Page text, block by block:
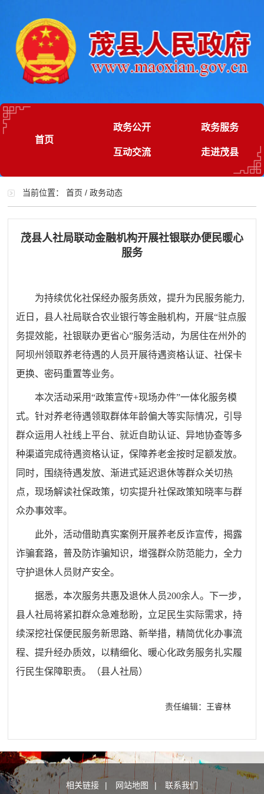
首页
政务公开 政务服务
互动交流 走进茂县
当前位置：首页 /政务动态
茂县人社局联动金融机构开展社银联办便民暖心
服务
为持续优化社保经办服务质效，提升为民服务能力,
近日，县人社局联合农业银行等金融机构，开展“驻点服
务提效能，社银联办更省心”服务活动，为居住在州外的
阿坝州领取养老待遇的人员开展待遇资格认证、社保卡
更换、密码重置等业务。
本次活动采用“政策宣传+现场办件”一体化服务模
式。针对养老待遇领取群体年龄偏大等实际情况，引导
群众运用人社线上平台、就近自助认证、异地协查等多
种渠道完成待遇资格认证，保障养老金按时足额发放。
同时，围绕待遇发放、渐进式延迟退休等群众关切热
点，现场解读社保政策，切实提升社保政策知晓率与群
众办事效率。
此外，活动借助真实案例开展养老反诈宣传，揭露
诈骗套路，普及防诈骗知识，增强群众防范能力，全力
守护退休人员财产安全。
据悉，本次服务共惠及退休人员200余人。下一步，
县人社局将紧扣群众急难愁盼，立足民生实际需求，持
续深挖社保便民服务新思路、新举措，精简优化办事流
程、提升经办质效，以精细化、暖心化政务服务扎实履
行民生保障职责。
（县人社局）
责任编辑：王睿林
相关链接 | 网站地图 | 联系我们